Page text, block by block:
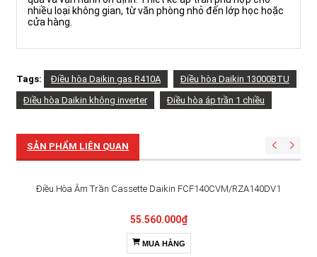
nhiều loại không gian, từ văn phòng nhỏ đến lớp học hoặc
cửa hàng.
Tags: Điều hòa Daikin gas R410A
Điều hòa Daikin 13000BTU
Điều hòa Daikin không inverter
Điều hòa áp trần 1 chiều
Điều Hòa Âm Trần Cassette Daikin FCF140CVM/RZA140DV1
55.560.000₫